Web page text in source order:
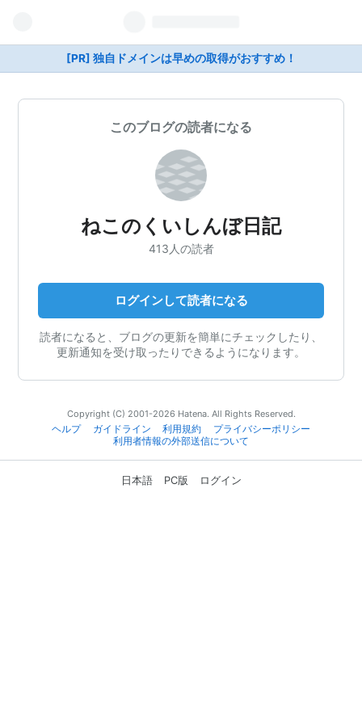
[PR] 独自ドメインは早めの取得がおすすめ！
このブログの読者になる
ねこのくいしんぼ日記
413人の読者
ログインして読者になる
読者になると、ブログの更新を簡単にチェックしたり、
更新通知を受け取ったりできるようになります。
Copyright (C) 2001-2026 Hatena. All Rights Reserved.
ヘルプ
ガイドライン 利用規約
プライバシーポリシー
利用者情報の外部送信について
日本語 PC版 ログイン